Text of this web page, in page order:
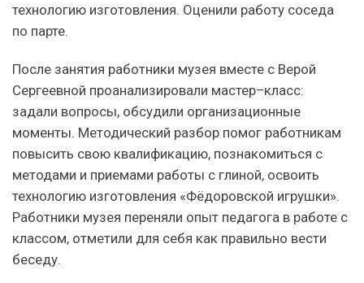
технологию изготовления. Оценили работу соседа
по парте.
После занятия работники музея вместе с Верой
Сергеевной проанализировали мастер–класс:
задали вопросы, обсудили организационные
моменты. Методический разбор помог работникам
повысить свою квалификацию, познакомиться с
методами и приемами работы с глиной, освоить
технологию изготовления «Фёдоровской игрушки».
Работники музея переняли опыт педагога в работе с
классом, отметили для себя как правильно вести
беседу.